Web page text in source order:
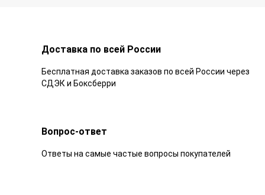
Доставка по всей России
Бесплатная доставка заказов по всей России через
СДЭК и Боксберри
Вопрос-ответ
Ответы на самые частые вопросы покупателей